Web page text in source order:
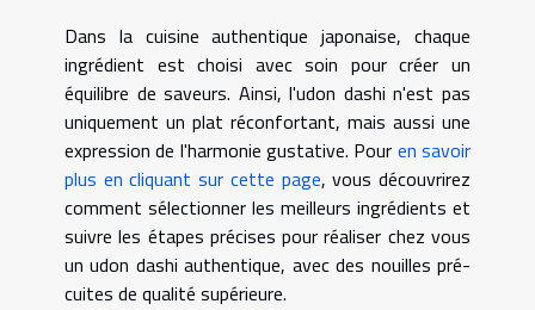
Dans la cuisine authentique japonaise, chaque
ingrédient est choisi avec soin pour créer un
équilibre de saveurs. Ainsi, l'udon dashi n'est pas
uniquement un plat réconfortant, mais aussi une
expression de l'harmonie gustative. Pour en savoir
plus en cliquant sur cette page, vous découvrirez
comment sélectionner les meilleurs ingrédients et
suivre les étapes précises pour réaliser chez vous
un udon dashi authentique, avec des nouilles pré-
cuites de qualité supérieure.